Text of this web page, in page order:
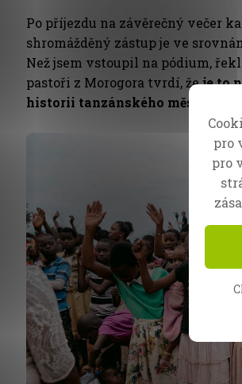
Po příjezdu na závěrečný večer
shromážděný zástup je ve
Než jsem vstoupil na pódium,
pastoři z Morogora tvrdí, žeje to
historii tanzánského města
pro
pro